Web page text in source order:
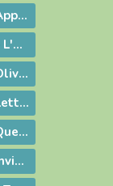
2012-05-27 - Appelés à vivre l'Aujourd'hui de Dieu !
2012-05-24 - « L'Esprit-Saint vous sera donné en plénitude. »
2012-05-14 - Olivier de Coat, nouveau Directeur diocésain de l'Enseignement Catholique
2012-04-14 - Lettre aux prêtres du diocèse
2012-03-09 - Quelle vision de l'homme ?
2012-02-28 - Invitation à la journée du sacerdoce et à la Messe Chrismale